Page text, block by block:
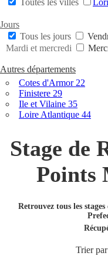
Toutes les villes
Jours
Tous les jours
Mardi et mercredi
Autres départements
Cotes d'Armor 22
Finistere 29
Ile et Vilaine 35
Loire Atlantique 44
Stage de
Points
Retrouvez tous les
Trier